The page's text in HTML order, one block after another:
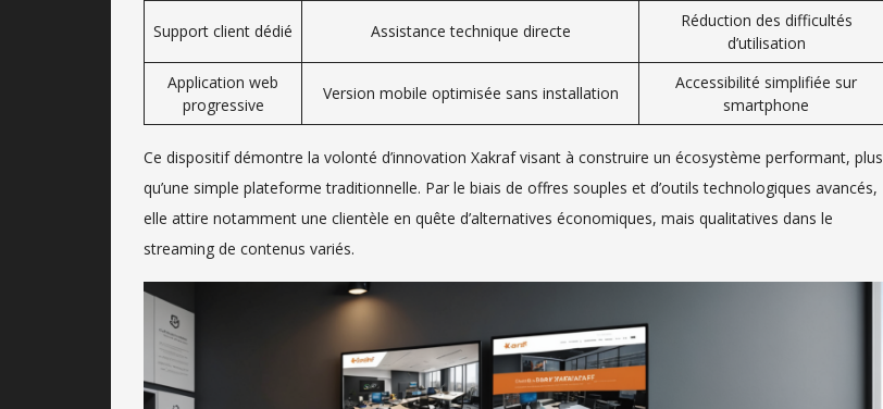
Support client dédié Assistance technique directe
Réduction des difficultés
d’utilisation
Application web
progressive
Version mobile optimisée sans installation
Accessibilité simplifiée sur
smartphone
Ce dispositif démontre la volonté d’innovation Xakraf visant à construire un écosystème performant, plus
qu’une simple plateforme traditionnelle. Par le biais de offres souples et d’outils technologiques avancés,
elle attire notamment une clientèle en quête d’alternatives économiques, mais qualitatives dans le
streaming de contenus variés.